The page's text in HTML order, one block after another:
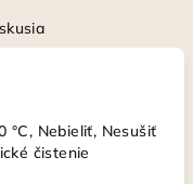
°C, Nebieliť, Nesušiť
čistenie